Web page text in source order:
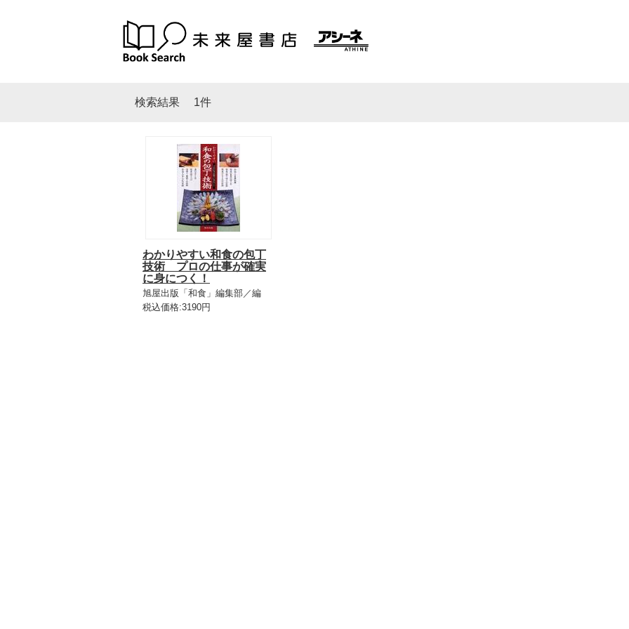
検索結果 1件
わかりやすい和食の包丁
技術 プロの仕事が確実
に身につく！
旭屋出版「和食」編集部／編
税込価格:3190円